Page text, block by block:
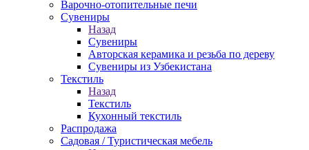
Варочно-отопительные печи
Сувениры
Назад
Сувениры
Авторская керамика и резьба по дереву
Сувениры из Узбекистана
Текстиль
Назад
Текстиль
Кухонный текстиль
Распродажа
Садовая / Туристическая мебель